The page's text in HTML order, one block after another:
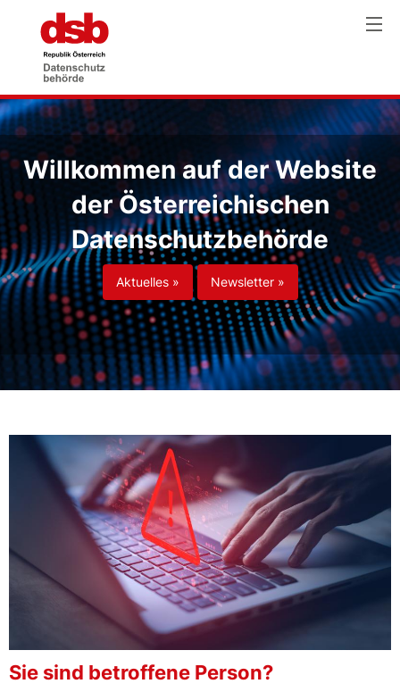
Willkommen auf der Website
der Österreichischen
Datenschutzbehörde
Aktuelles » Newsletter »
Sie sind betroffene Person?